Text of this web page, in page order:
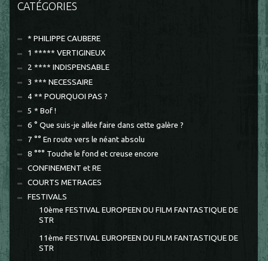
CATÉGORIES
* PHILIPPE CAUBERE
1 ***** VERTIGINEUX
2 **** INDISPENSABLE
3 *** NECESSAIRE
4 ** POURQUOI PAS ?
5 * Bof !
6 ° Que suis-je allée faire dans cette galère ?
7 °° En route vers le néant absolu
8 °°° Touche le fond et creuse encore
CONFINEMENT et RE
COURTS METRAGES
FESTIVALS
10ème FESTIVAL EUROPEEN DU FILM FANTASTIQUE DE
STR
11ème FESTIVAL EUROPEEN DU FILM FANTASTIQUE DE
STR